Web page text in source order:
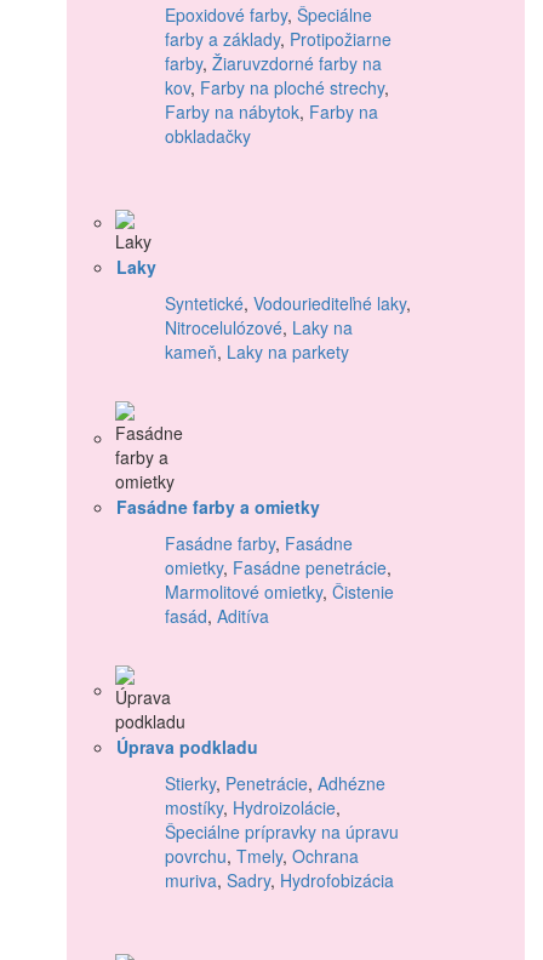
Epoxidové farby, Špeciálne
farby a základy, Protipožiarne
farby, Žiaruvzdorné farby na
kov, Farby na ploché strechy,
Farby na nábytok, Farby na
obkladačky
Laky
Syntetické, Vodouriediteľné laky,
Nitrocelulózové, Laky na
kameň, Laky na parkety
Fasádne farby a omietky
Fasádne farby, Fasádne
omietky, Fasádne penetrácie,
Marmolitové omietky, Čistenie
fasád, Aditíva
Úprava podkladu
Stierky, Penetrácie, Adhézne
mostíky, Hydroizolácie,
Špeciálne prípravky na úpravu
povrchu, Tmely, Ochrana
muriva, Sadry, Hydrofobizácia